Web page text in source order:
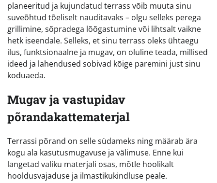
planeeritud ja kujundatud terrass võib muuta sinu
suveõhtud tõeliselt nauditavaks – olgu selleks perega
grillimine, sõpradega lõõgastumine või lihtsalt vaikne
hetk iseendale. Selleks, et sinu terrass oleks ühtaegu
ilus, funktsionaalne ja mugav, on oluline teada, millised
ideed ja lahendused sobivad kõige paremini just sinu
koduaeda.
Mugav ja vastupidav
põrandakattematerjal
Terrassi põrand on selle südameks ning määrab ära
kogu ala kasutusmugavuse ja välimuse. Enne kui
langetad valiku materjali osas, mõtle hoolikalt
hooldusvajaduse ja ilmastikukindluse peale.